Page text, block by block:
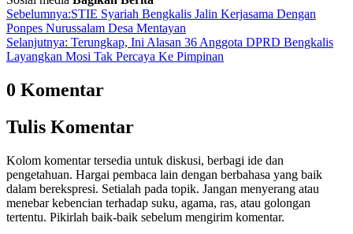
Sebelumnya:STIE Syariah Bengkalis Jalin Kerjasama Dengan
Ponpes Nurussalam Desa Mentayan
Selanjutnya: Terungkap, Ini Alasan 36 Anggota DPRD Bengkalis
Layangkan Mosi Tak Percaya Ke Pimpinan
0 Komentar
Tulis Komentar
Kolom komentar tersedia untuk diskusi, berbagi ide dan
pengetahuan. Hargai pembaca lain dengan berbahasa yang baik
dalam berekspresi. Setialah pada topik. Jangan menyerang atau
menebar kebencian terhadap suku, agama, ras, atau golongan
tertentu. Pikirlah baik-baik sebelum mengirim komentar.